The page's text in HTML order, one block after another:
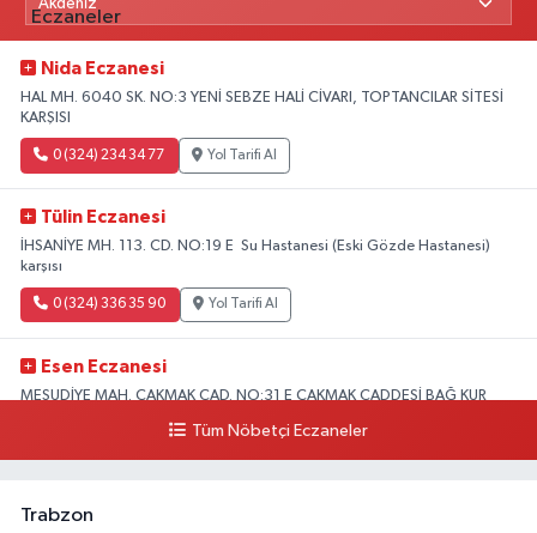
Nida Eczanesi
HAL MH. 6040 SK. NO:3 YENİ SEBZE HALİ CİVARI, TOPTANCILAR SİTESİ
KARŞISI
0 (324) 234 34 77 Yol Tarifi Al
Tülin Eczanesi
İHSANİYE MH. 113. CD. NO:19 E Su Hastanesi (Eski Gözde Hastanesi)
karşısı
0 (324) 336 35 90 Yol Tarifi Al
Esen Eczanesi
MESUDİYE MAH. ÇAKMAK CAD. NO:31 E ÇAKMAK CADDESİ BAĞ KUR
Tüm Nöbetçi Eczaneler
Trabzon